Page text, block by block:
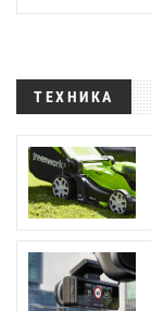
ТЕХНИКА